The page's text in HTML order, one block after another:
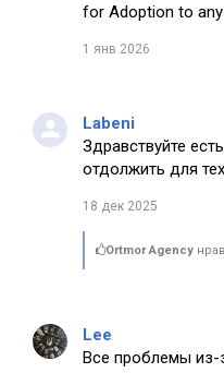
for Adoption to
1 янв 2026
Labeni
Здравствуйте
отдолжить для
18 дек 2025
Ortmor Agency
Lee
Все проблемы